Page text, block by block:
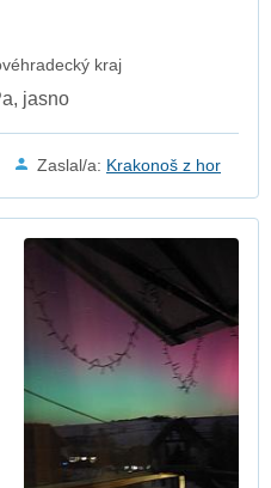
kraj
jasno
Zaslal/a: Krakonoš z hor